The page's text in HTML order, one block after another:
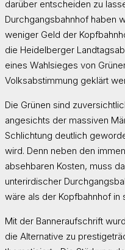
darüber entscheiden zu
Durchgangsbahnhof haben
weniger Geld der
die Heidelberger
eines Wahlsieges von
Volksabstimmung geklärt
Die Grünen sind
angesichts der massiven
Schlichtung deutlich
wird. Denn neben den
absehbaren Kosten, muss
unterirdischer
wäre als der Kopfbahnhof in
Mit der Banneraufschrift
die Alternative zu